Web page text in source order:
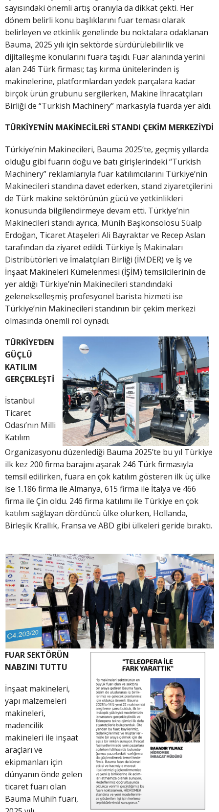
sayısındaki önemli artış oranıyla da dikkat çekti. Her
dönem belirli konu başlıklarını fuar teması olarak
belirleyen ve etkinlik genelinde bu noktalara odaklanan
Bauma, 2025 yılı için sektörde sürdürülebilirlik ve
dijitalleşme konularını fuara taşıdı. Fuar alanında yerini
alan 246 Türk firması; taş kırma ünitelerinden iş
makinelerine, platformlardan yedek parçalara kadar
birçok ürün grubunu sergilerken, Makine İhracatçıları
Birliği de “Turkish Machinery” markasıyla fuarda yer aldı.
TÜRKİYE’NİN MAKİNECİLERİ STANDI ÇEKİM MERKEZİYDİ
Türkiye’nin Makinecileri, Bauma 2025’te, geçmiş yıllarda
olduğu gibi fuarın doğu ve batı girişlerindeki “Turkish
Machinery” reklamlarıyla fuar katılımcılarını Türkiye’nin
Makinecileri standına davet ederken, stand ziyaretçilerini
de Türk makine sektörünün gücü ve yetkinlikleri
konusunda bilgilendirmeye devam etti. Türkiye’nin
Makinecileri standı ayrıca, Münih Başkonsolosu Süalp
Erdoğan, Ticaret Ataşeleri Ali Bayraktar ve Recep Aslan
tarafından da ziyaret edildi. Türkiye İş Makinaları
Distribütörleri ve İmalatçıları Birliği (İMDER) ve İş ve
İnşaat Makineleri Kümelenmesi (İŞİM) temsilcilerinin de
yer aldığı Türkiye’nin Makinecileri standındaki
gelenekselleşmiş profesyonel barista hizmeti ise
Türkiye’nin Makinecileri standının bir çekim merkezi
olmasında önemli rol oynadı.
TÜRKİYE’DEN
GÜÇLÜ
KATILIM
GERÇEKLEŞTİ
İstanbul
Ticaret
Odası’nın Milli
Katılım
Organizasyonu düzenlediği Bauma 2025’te bu yıl Türkiye
ilk kez 200 firma barajını aşarak 246 Türk firmasıyla
temsil edilirken, fuara en çok katılım gösteren ilk üç ülke
ise 1.186 firma ile Almanya, 615 firma ile İtalya ve 466
firma ile Çin oldu. 246 firma katılımı ile Türkiye en çok
katılım sağlayan dördüncü ülke olurken, Hollanda,
Birleşik Krallık, Fransa ve ABD gibi ülkeleri geride bıraktı.
FUAR SEKTÖRÜN
NABZINI TUTTU
İnşaat makineleri,
yapı malzemeleri
makineleri,
madencilik
makineleri ile inşaat
araçları ve
ekipmanları için
dünyanın önde gelen
ticaret fuarı olan
Bauma Mühih fuarı,